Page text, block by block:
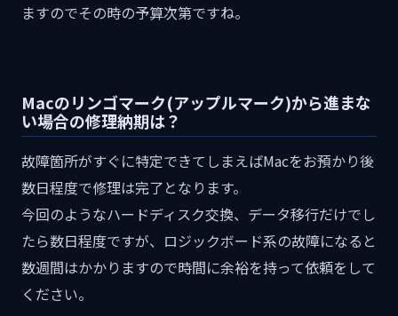
ますのでその時の予算次第ですね。
Macのリンゴマーク(アップルマーク)から進まな
い場合の修理納期は？
故障箇所がすぐに特定できてしまえばMacをお預かり後
数日程度で修理は完了となります。
今回のようなハードディスク交換、データ移行だけでし
たら数日程度ですが、ロジックボード系の故障になると
数週間はかかりますので時間に余裕を持って依頼をして
ください。